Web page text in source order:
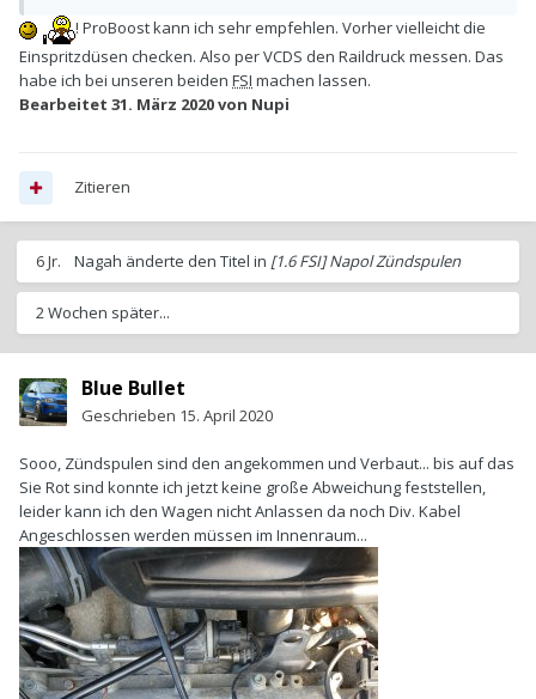
! ProBoost kann ich sehr empfehlen. Vorher vielleicht die
Einspritzdüsen checken. Also per VCDS den Raildruck messen. Das
habe ich bei unseren beiden FSI machen lassen.
Bearbeitet 31. März 2020von Nupi
Zitieren
6 Jr. Nagah änderte den Titel in [1.6 FSI] Napol Zündspulen
2 Wochen später...
Blue Bullet
Geschrieben 15. April 2020
Sooo, Zündspulen sind den angekommen und Verbaut... bis auf das
Sie Rot sind konnte ich jetzt keine große Abweichung feststellen,
leider kann ich den Wagen nicht Anlassen da noch Div. Kabel
Angeschlossen werden müssen im Innenraum...